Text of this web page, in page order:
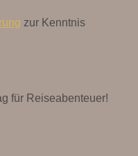
zur Kenntnis
für Reiseabenteuer!